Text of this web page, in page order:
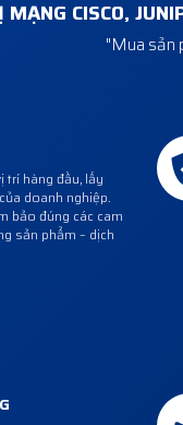
CISCO,
"Mua sản
trí hàng đầu, lấy
doanh nghiệp.
bảo đúng các cam
sản phẩm – dịch